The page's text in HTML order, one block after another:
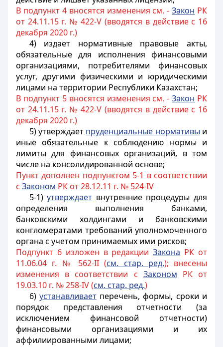
В подпункт 4 вносятся изменения см. -Закон РК
от 24.11.15 г. № 422-V (вводятся в действие с 16
декабря 2020 г.)
4) издает нормативные правовые акты,
обязательные для исполнения финансовыми
организациями, потребителями финансовых
услуг, другими физическими и юридическими
лицами на территории Республики Казахстан;
В подпункт 5 вносятся изменения см. -Закон РК
от 24.11.15 г. № 422-V (вводятся в действие с 16
декабря 2020 г.)
5) утверждает пруденциальные нормативы и
иные обязательные к соблюдению нормы и
лимиты для финансовых организаций, в том
числе на консолидированной основе;
Пункт дополнен подпунктом 5-1 в соответствии
с Законом РК от 28.12.11 г. № 524-IV
5-1)утверждает внутренние процедуры для
определения выполнения банками,
банковскими холдингами и банковскими
конгломератами требований уполномоченного
органа с учетом принимаемых ими рисков;
Подпункт 6 изложен в редакцииЗакона РК от
11.06.04 г. № 562-II (см. стар. ред.); внесены
изменения в соответствии с Законом РК от
19.03.10 г. № 258-IV (см. стар. ред.)
6) устанавливаетперечень, формы, сроки и
порядок представления отчетности (за
исключением финансовой отчетности)
финансовыми организациями и их
аффилиированными лицами;